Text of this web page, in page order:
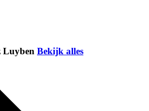
Luyben Bekijk alles